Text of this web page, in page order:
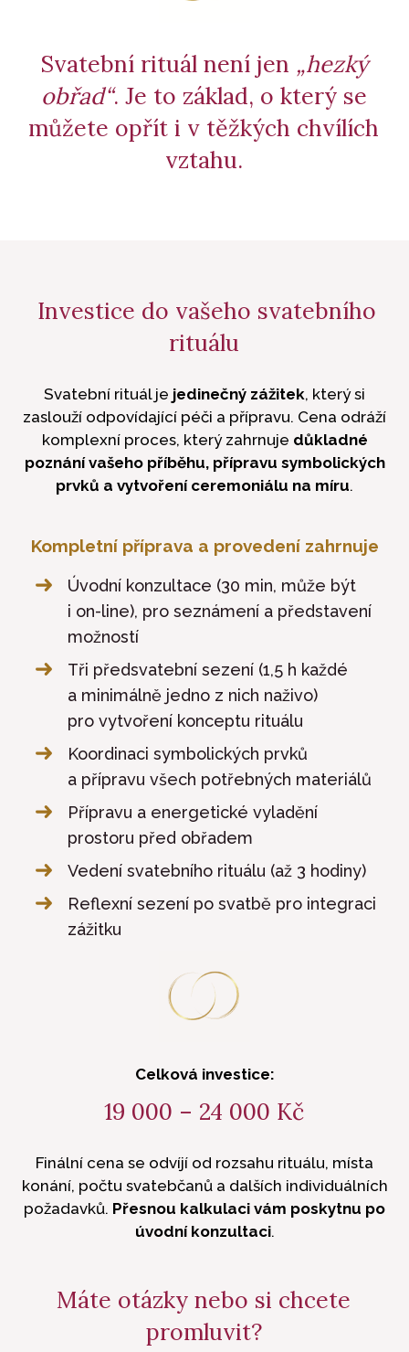
Svatební rituál není jen „hezký
obřad“. Je to základ, o který se
můžete opřít i v těžkých chvílích
vztahu.
Investice do vašeho svatebního
rituálu
Svatební rituál je jedinečný zážitek, který si
zaslouží odpovídající péči a přípravu. Cena odráží
komplexní proces, který zahrnuje důkladné
poznání vašeho příběhu, přípravu symbolických
prvků a vytvoření ceremoniálu na míru.
Kompletní příprava a provedení zahrnuje
Úvodní konzultace (30 min, může být
i on-line), pro seznámení a představení
možností
Tři předsvatební sezení (1,5 h každé
a minimálně jedno z nich naživo)
pro vytvoření konceptu rituálu
Koordinaci symbolických prvků
a přípravu všech potřebných materiálů
Přípravu a energetické vyladění
prostoru před obřadem
Vedení svatebního rituálu (až 3 hodiny)
Reflexní sezení po svatbě pro integraci
zážitku
Celková investice:
19 000 – 24 000 Kč
Finální cena se odvíjí od rozsahu rituálu, místa
konání, počtu svatebčanů a dalších individuálních
požadavků. Přesnou kalkulaci vám poskytnu po
úvodní konzultaci.
Máte otázky nebo si chcete
promluvit?